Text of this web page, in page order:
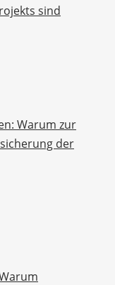
sind
Warum zur
der